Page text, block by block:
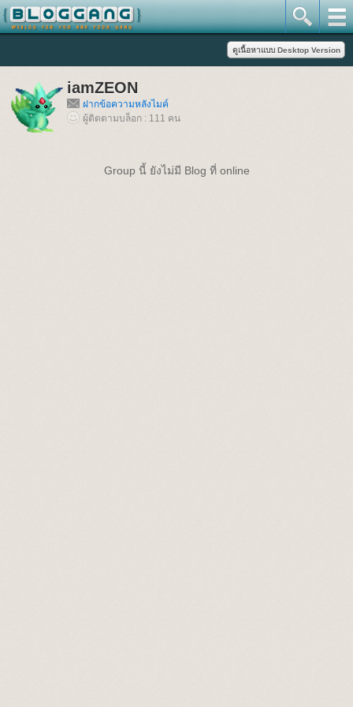
iamZEON
ฝากข้อความหลังไมค์
ผู้ติดตามบล็อก : 111 คน
Group นี้ ยังไม่มี Blog ที่ online